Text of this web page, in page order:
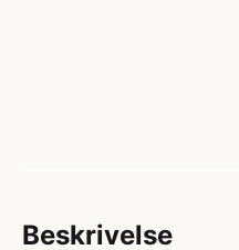
Beskrivelse